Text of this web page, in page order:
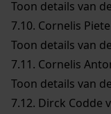
Toon details van
7.10. Cornelis
Toon details van
7.11. Cornelis
Toon details van
7.12. Dirck Codde